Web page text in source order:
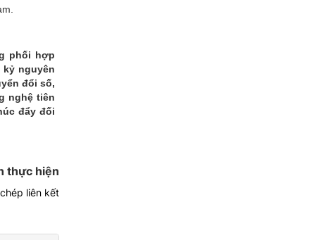
phối hợp
nguyên
đổi số,
nghệ tiên
đẩy đối
thực hiện
liên kết